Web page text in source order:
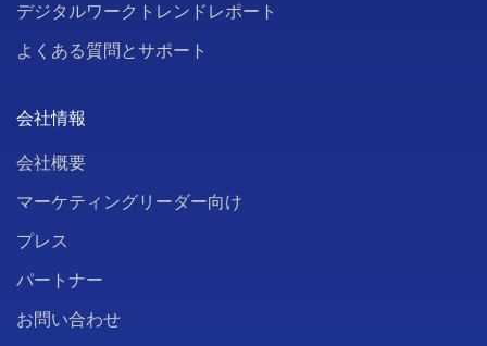
デジタルワークトレンドレポート
よくある質問とサポート
会社情報
会社概要
マーケティングリーダー向け
プレス
パートナー
お問い合わせ